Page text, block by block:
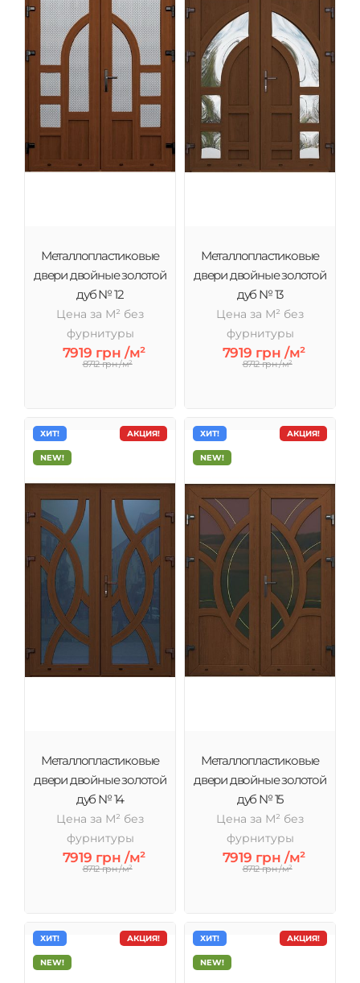
Металлопластиковые
двери двойные золотой
дуб № 12
Цена за М² без
фурнитуры
7919 грн /м²
8712 грн /м²
Металлопластиковые
двери двойные золотой
дуб № 13
Цена за М² без
фурнитуры
7919 грн /м²
8712 грн /м²
АКЦИЯ!
ХИТ!
NEW!
Металлопластиковые
двери двойные золотой
дуб № 14
Цена за М² без
фурнитуры
7919 грн /м²
8712 грн /м²
АКЦИЯ!
ХИТ!
NEW!
Металлопластиковые
двери двойные золотой
дуб № 15
Цена за М² без
фурнитуры
7919 грн /м²
8712 грн /м²
АКЦИЯ!
ХИТ!
NEW!
АКЦИЯ!
ХИТ!
NEW!